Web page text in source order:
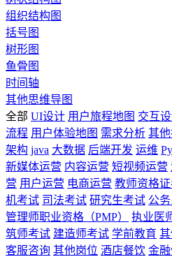
组织结构图
括号图
树形图
鱼骨图
时间轴
其他思维导图
全部 UI设计 用户旅程地图 交互
流程 用户体验地图 需求分析 其
架构 java 大数据 后端开发 运维
新媒体运营 内容运营 短视频运营
营 用户运营 电商运营 教师资格
机考试 司法考试 研究生考试 公
管理师职业资格（PMP）
执业医
筑师考试 建造师考试 学前教育
客服咨询 其他岗位 酒店餐饮 金